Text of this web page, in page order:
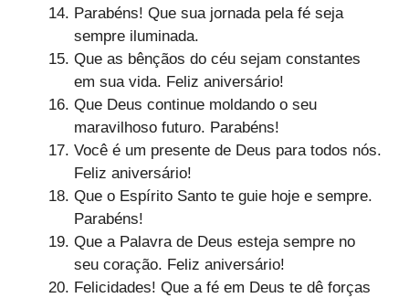
Parabéns! Que sua jornada pela fé seja
sempre iluminada.
Que as bênçãos do céu sejam constantes
em sua vida. Feliz aniversário!
Que Deus continue moldando o seu
maravilhoso futuro. Parabéns!
Você é um presente de Deus para todos nós.
Feliz aniversário!
Que o Espírito Santo te guie hoje e sempre.
Parabéns!
Que a Palavra de Deus esteja sempre no
seu coração. Feliz aniversário!
Felicidades! Que a fé em Deus te dê forças